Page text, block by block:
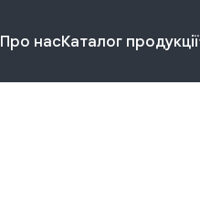
Про насКаталог продукції